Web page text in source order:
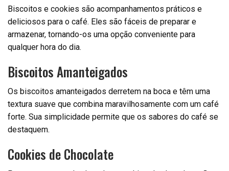
Biscoitos e cookies são acompanhamentos práticos e
deliciosos para o café. Eles são fáceis de preparar e
armazenar, tornando-os uma opção conveniente para
qualquer hora do dia.
Biscoitos Amanteigados
Os biscoitos amanteigados derretem na boca e têm uma
textura suave que combina maravilhosamente com um café
forte. Sua simplicidade permite que os sabores do café se
destaquem.
Cookies de Chocolate